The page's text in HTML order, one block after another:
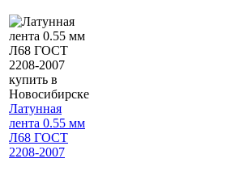
Латунная
лента 0.55 мм
Л68 ГОСТ
2208-2007